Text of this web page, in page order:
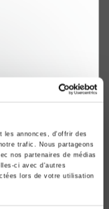
les annonces, d'offrir des
trafic. Nous partageons
nos partenaires de médias
ci avec d'autres
lors de votre utilisation